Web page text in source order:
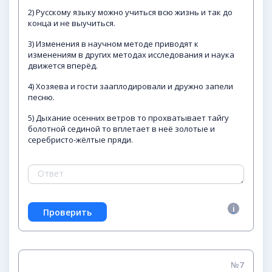
2) Русскому языку можно учиться всю жизнь и так до
конца и не выучиться.
3) Изменения в научном методе приводят к
изменениям в других методах исследования и наука
движется вперёд.
4) Хозяева и гости зааплодировали и дружно запели
песню.
5) Дыхание осенних ветров то прохватывает тайгу
болотной сединой то вплетает в неё золотые и
серебристо-жёлтые пряди.
№7